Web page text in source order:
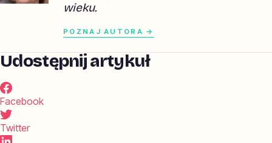
wieku.
POZNAJ AUTORA →
Udostępnij artykuł
Facebook
Twitter